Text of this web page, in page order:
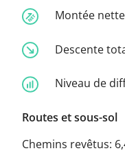
Montée
Descente
Niveau de
Routes et sous-sol
Chemins revêtus: